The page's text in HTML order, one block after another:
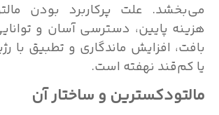
می‌بخشد. علت پرکاربرد بودن
هزینه پایین، دسترسی آسان و
بافت، افزایش ماندگاری و تطبیق با
یا کم‌قند نهفته است.
مالتودکسترین و ساختار آن